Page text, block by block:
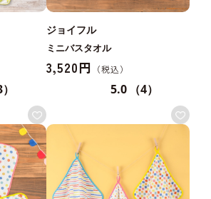
ジョイフル
ミニバスタオル
3,520円
5.0 （4）